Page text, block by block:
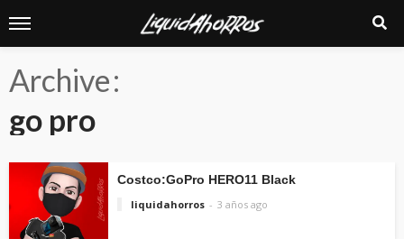
Archive
go pro
Costco:GoPro HERO11 Black
liquidahorros
3 años ago